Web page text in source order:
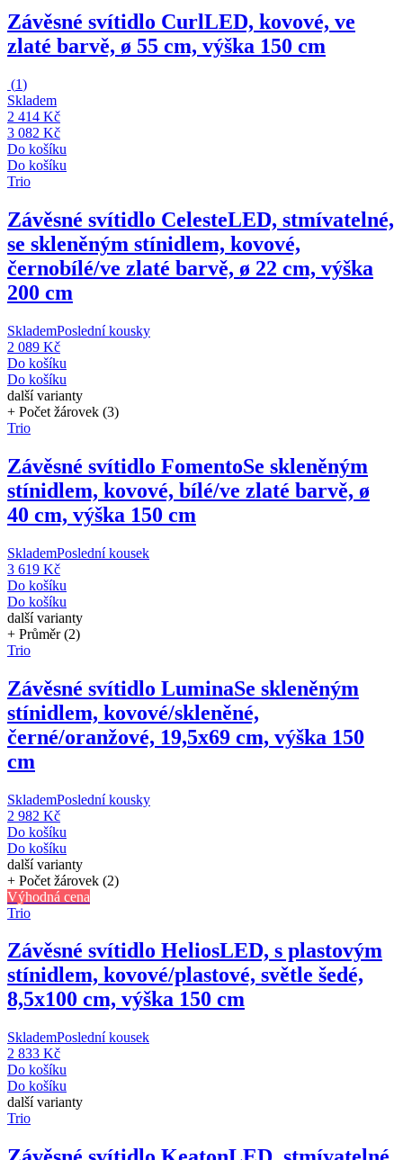
Závěsné svítidlo CurlLED, kovové, ve
zlaté barvě, ø 55 cm, výška 150 cm
(1)
Skladem
2 414 Kč
3 082 Kč
Do košíku
Do košíku
Trio
Závěsné svítidlo CelesteLED, stmívatelné,
se skleněným stínidlem, kovové,
černobílé/ve zlaté barvě, ø 22 cm, výška
200 cm
SklademPoslední kousky
2 089 Kč
Do košíku
Do košíku
další varianty
+ Počet žárovek (3)
Trio
Závěsné svítidlo FomentoSe skleněným
stínidlem, kovové, bílé/ve zlaté barvě, ø
40 cm, výška 150 cm
SklademPoslední kousek
3 619 Kč
Do košíku
Do košíku
další varianty
+ Průměr (2)
Trio
Závěsné svítidlo LuminaSe skleněným
stínidlem, kovové/skleněné,
černé/oranžové, 19,5x69 cm, výška 150
cm
SklademPoslední kousky
2 982 Kč
Do košíku
Do košíku
další varianty
+ Počet žárovek (2)
Výhodná cena
Trio
Závěsné svítidlo HeliosLED, s plastovým
stínidlem, kovové/plastové, světle šedé,
8,5x100 cm, výška 150 cm
SklademPoslední kousek
2 833 Kč
Do košíku
Do košíku
další varianty
Trio